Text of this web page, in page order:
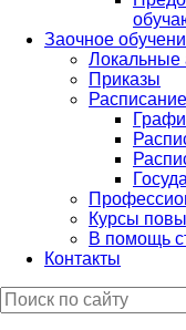
Заочное
Локальные
Приказы
Курсы
В помощь
Контакты